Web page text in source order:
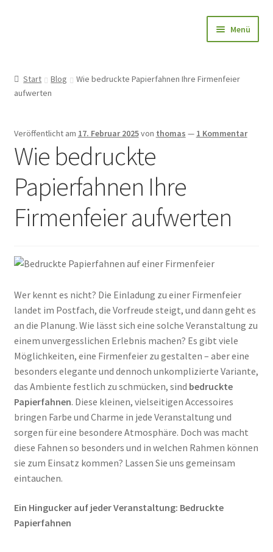
Menü
🎨 Bedrucken
🌟 Bestseller
✅ Anfrage
👤Konto
Blog
Start Blog
Wie bedruckte Papierfahnen Ihre Firmenfeier
aufwerten
Veröffentlicht am 17. Februar 2025von thomas — 1 Kommentar
Wie bedruckte
Papierfahnen Ihre
Firmenfeier aufwerten
Wer kennt es nicht? Die Einladung zu einer Firmenfeier
landet im Postfach, die Vorfreude steigt, und dann geht es
an die Planung. Wie lässt sich eine solche Veranstaltung zu
einem unvergesslichen Erlebnis machen? Es gibt viele
Möglichkeiten, eine Firmenfeier zu gestalten – aber eine
besonders elegante und dennoch unkomplizierte Variante,
das Ambiente festlich zu schmücken, sind bedruckte
Papierfahnen. Diese kleinen, vielseitigen Accessoires
bringen Farbe und Charme in jede Veranstaltung und
sorgen für eine besondere Atmosphäre. Doch was macht
diese Fahnen so besonders und in welchen Rahmen können
sie zum Einsatz kommen? Lassen Sie uns gemeinsam
eintauchen.
Ein Hingucker auf jeder Veranstaltung: Bedruckte
Papierfahnen